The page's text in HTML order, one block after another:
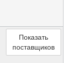
Показать
поставщиков